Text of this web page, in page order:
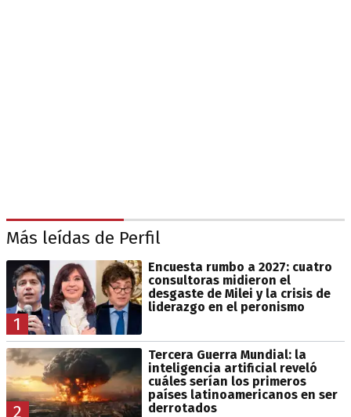
Más leídas de Perfil
1
Encuesta rumbo a 2027: cuatro
consultoras midieron el
desgaste de Milei y la crisis de
liderazgo en el peronismo
2
Tercera Guerra Mundial: la
inteligencia artificial reveló
cuáles serían los primeros
países latinoamericanos en ser
derrotados